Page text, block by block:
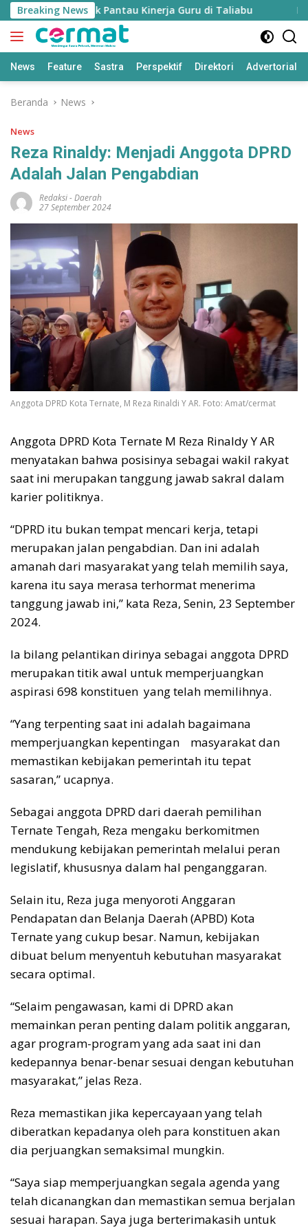
Langsung
ke
konten
Breaking News
Disiapkan untuk Pantau Kinerja Guru di Taliabu
News Feature Sastra Perspektif Direktori Advertorial
Beranda News
News
Reza Rinaldy: Menjadi Anggota DPRD
Adalah Jalan Pengabdian
Redaksi-Daerah
27 September 2024
Anggota DPRD Kota Ternate, M Reza Rinaldi Y AR. Foto: Amat/cermat
Anggota DPRD Kota Ternate M Reza Rinaldy Y AR
menyatakan bahwa posisinya sebagai wakil rakyat
saat ini merupakan tanggung jawab sakral dalam
karier politiknya.
“DPRD itu bukan tempat mencari kerja, tetapi
merupakan jalan pengabdian. Dan ini adalah
amanah dari masyarakat yang telah memilih saya,
karena itu saya merasa terhormat menerima
tanggung jawab ini,” kata Reza, Senin, 23 September
2024.
Ia bilang pelantikan dirinya sebagai anggota DPRD
merupakan titik awal untuk memperjuangkan
aspirasi 698 konstituen yang telah memilihnya.
“Yang terpenting saat ini adalah bagaimana
memperjuangkan kepentingan masyarakat dan
memastikan kebijakan pemerintah itu tepat
sasaran,” ucapnya.
Sebagai anggota DPRD dari daerah pemilihan
Ternate Tengah, Reza mengaku berkomitmen
mendukung kebijakan pemerintah melalui peran
legislatif, khususnya dalam hal penganggaran.
Selain itu, Reza juga menyoroti Anggaran
Pendapatan dan Belanja Daerah (APBD) Kota
Ternate yang cukup besar. Namun, kebijakan
dibuat belum menyentuh kebutuhan masyarakat
secara optimal.
“Selaim pengawasan, kami di DPRD akan
memainkan peran penting dalam politik anggaran,
agar program-program yang ada saat ini dan
kedepannya benar-benar sesuai dengan kebutuhan
masyarakat,” jelas Reza.
Reza memastikan jika kepercayaan yang telah
diberatkan kepadanya oleh para konstituen akan
dia perjuangkan semaksimal mungkin.
“Saya siap memperjuangkan segala agenda yang
telah dicanangkan dan memastikan semua berjalan
sesuai harapan. Saya juga berterimakasih untuk